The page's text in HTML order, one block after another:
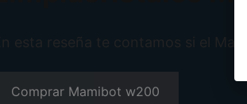
En esta reseña te contamos si el
Comprar Mamibot w200